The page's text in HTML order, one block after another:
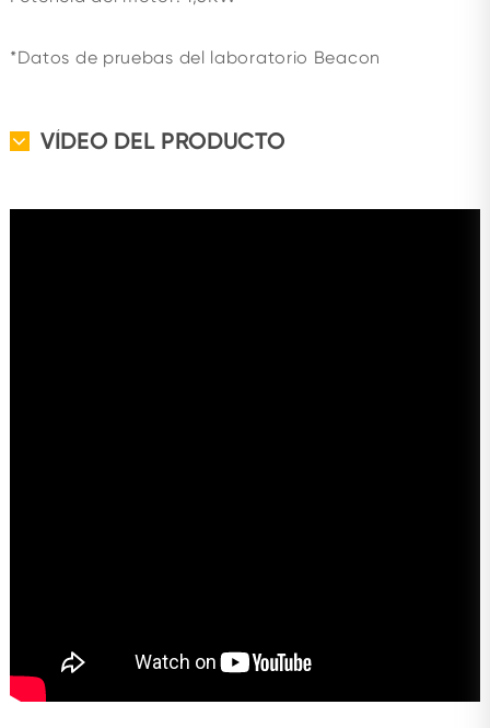
*Datos de pruebas del laboratorio Beacon
VÍDEO DEL PRODUCTO